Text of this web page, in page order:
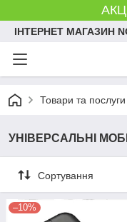
ІНТЕРНЕТ МАГАЗИН
Товари та послуги
УНІВЕРСАЛЬНІ
Сортування
–10%